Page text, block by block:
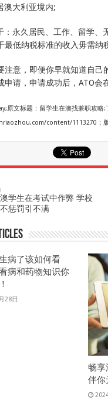
澳大利亚境内;
：永久居民、工作、留学、
最低纳税标准的收入毋需纳
注意，即便你早就知道自己
申请，申请成功后，ATO会
原文标题：留学生在澳找兼职攻略:
content/1113270；
学生在考试中作弊 学校
惩罚引不满
病了该如何看
病和药物知识你
28日
畅享
伴你